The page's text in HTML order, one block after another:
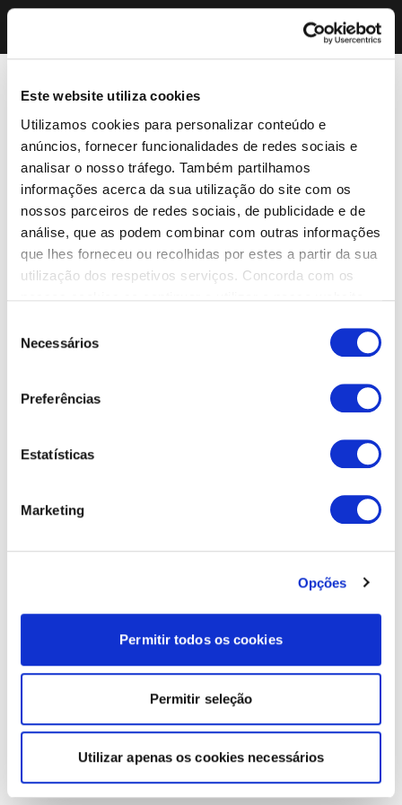
Este website utiliza cookies
Utilizamos cookies para personalizar conteúdo e
anúncios, fornecer funcionalidades de redes sociais e
analisar o nosso tráfego. Também partilhamos
informações acerca da sua utilização do site com os
nossos parceiros de redes sociais, de publicidade e de
análise, que as podem combinar com outras informações
que lhes forneceu ou recolhidas por estes a partir da sua
utilização dos respetivos serviços. Concorda com os
Necessários
Preferências
Estatísticas
Marketing
Opções
Permitir todos os cookies
Permitir seleção
Utilizar apenas os cookies necessários